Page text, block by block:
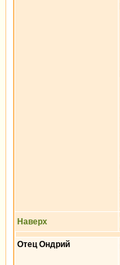
Наверх
Отец Ондрий